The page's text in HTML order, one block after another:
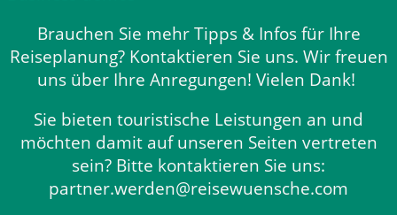
Brauchen Sie mehr Tipps & Infos für Ihre
Reiseplanung? Kontaktieren Sie uns. Wir freuen
uns über Ihre Anregungen! Vielen Dank!
Sie bieten touristische Leistungen an und
möchten damit auf unseren Seiten vertreten
sein? Bitte kontaktieren Sie uns:
partner.werden@reisewuensche.com